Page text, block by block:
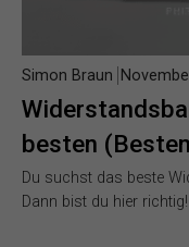
besten
Simon Braun
Du suchst das beste
Dann bist du hier